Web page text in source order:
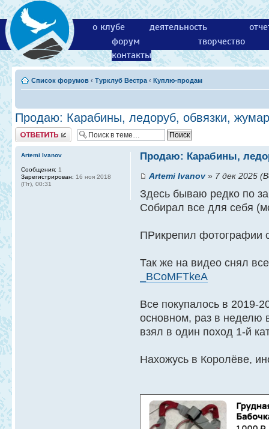
о клубе деятельность
форум
творчество
контакты
Список форумов ‹ Турклуб Вестра ‹ Куплю-продам
Продаю: Карабины, ледоруб, обвязки, жумар
Ответить
Продаю: Карабины,
Artemi Ivanov» 7 дек 2025
Здесь бываю редко по
Собирал все для себя
ПРикрепил фотографии
Так же на видео снял
_BCoMFTkeA
Все покупалось в 2019-
основном, раз в неделю
взял в один поход 1-й
Нахожусь в Королёве,
Artemi Ivanov
Сообщения: 1
Зарегистрирован: 16 ноя 2018
(Пт), 00:31